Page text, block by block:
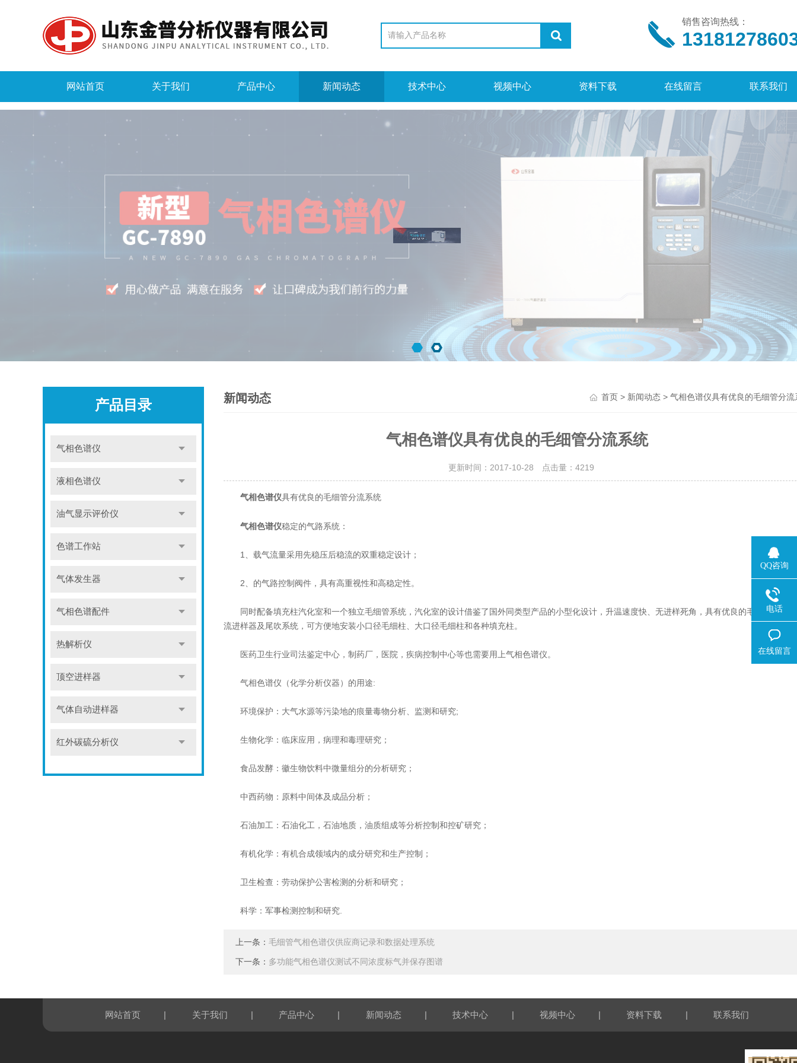
销售咨询热线：
网站首页 关于我们 产品中心 新闻动态 技术中心 视频中心 资料下载 在线留言 联系我们
产品目录
气相色谱仪
液相色谱仪
油气显示评价仪
色谱工作站
气体发生器
气相色谱配件
热解析仪
顶空进样器
气体自动进样器
红外碳硫分析仪
新闻动态 首页 > 新闻动态 > 气相色谱仪具有优良的毛细管分流
气相色谱仪具有优良的毛细管分流系统
更新时间：2017-10-28 点击量：4219
气相色谱仪具有优良的毛细管分流系统
气相色谱仪稳定的气路系统：
1、载气流量采用先稳压后稳流的双重稳定设计；
2、的气路控制阀件，具有高重视性和高稳定性。
同时配备填充柱汽化室和一个独立毛细管系统，汽化室的设计借鉴了国外同类型产品的小型化设计，升温速度快、无进样死角，具有优良的毛细管分流/
流进样器及尾吹系统，可方便地安装小口径毛细柱、大口径毛细柱和各种填充柱。
医药卫生行业司法鉴定中心，制药厂，医院，疾病控制中心等也需要用上气相色谱仪。
气相色谱仪（化学分析仪器）的用途:
环境保护：大气水源等污染地的痕量毒物分析、监测和研究;
生物化学：临床应用，病理和毒理研究；
食品发酵：徽生物饮料中微量组分的分析研究；
中西药物：原料中间体及成品分析；
石油加工：石油化工，石油地质，油质组成等分析控制和控矿研究；
有机化学：有机合成领域内的成分研究和生产控制；
卫生检查：劳动保护公害检测的分析和研究；
科学：军事检测控制和研究.
上一条： 毛细管气相色谱仪供应商记录和数据处理系统
下一条： 多功能气相色谱仪测试不同浓度标气并保存图谱
网站首页 | 关于我们 | 产品中心 | 新闻动态 | 技术中心 | 视频中心 | 资料下载 | 联系我们
QQ咨询
电话
在线留言